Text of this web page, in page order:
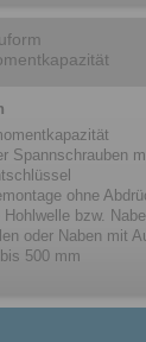
Spannschrauben
ohne
bzw.
oder Naben mit
500 mm